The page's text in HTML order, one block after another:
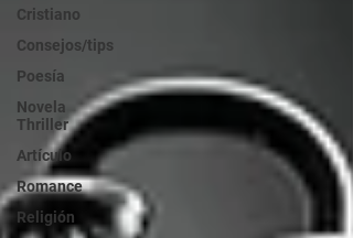
Cristiano
Consejos/tips
Poesía
Novela
Thriller
Artículo
Romance
Religión